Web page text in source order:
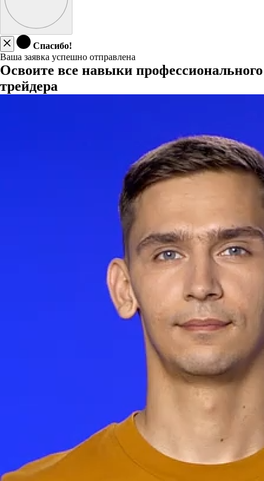
Спасибо!
Ваша заявка успешно отправлена
Освоите все навыки профессионального
трейдера